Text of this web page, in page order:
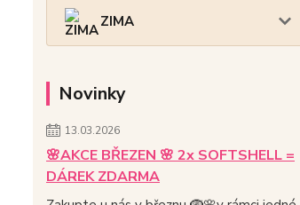
ZIMA
Novinky
13.03.2026
🌸AKCE BŘEZEN 🌸 2x SOFTSHELL =
DÁREK ZDARMA